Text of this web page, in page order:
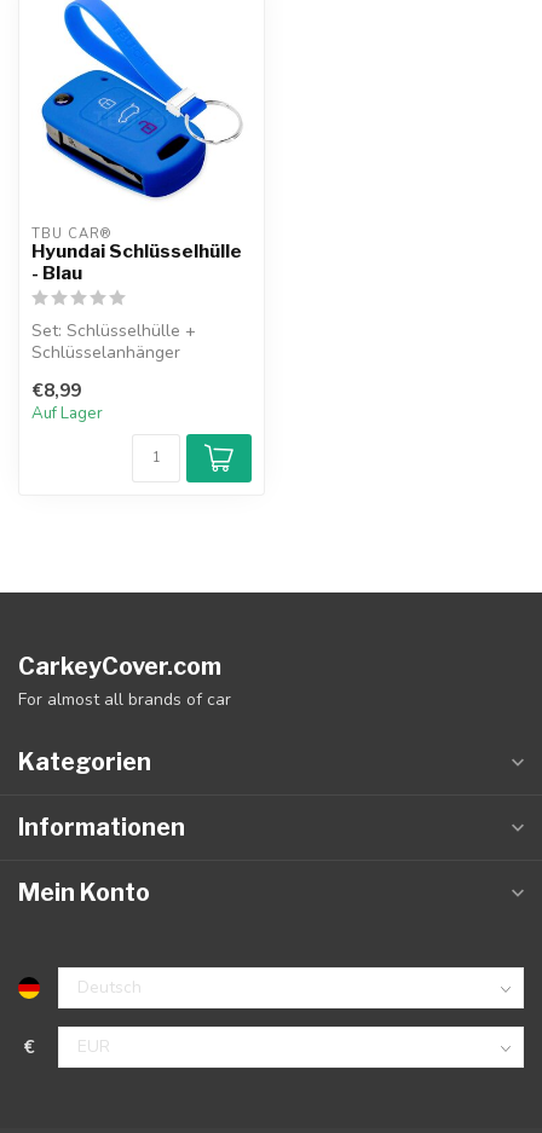
TBU CAR®
Hyundai Schlüsselhülle
- Blau
Set: Schlüsselhülle +
Schlüsselanhänger
€8,99
Auf Lager
CarkeyCover.com
For almost all brands of car
Kategorien
Informationen
Mein Konto
€